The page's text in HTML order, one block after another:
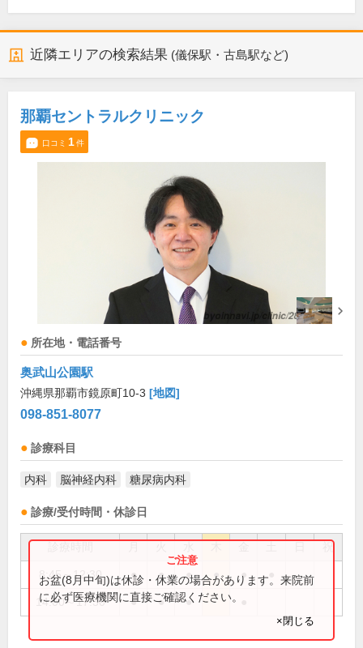
近隣エリアの検索結果 (儀保駅・古島駅など)
那覇セントラルクリニック
口コミ 1件
所在地・電話番号
奥武山公園駅
沖縄県那覇市鏡原町10-3 [地図]
098-851-8077
診療科目
内科 脳神経内科 糖尿病内科
診療/受付時間・休診日
祝
8:45～12:30 ● ● ● ● ●
14:00～17:30 ● ● ●
お盆(8月中旬)は休診・休業の場合があります。来院前
に必ず医療機関に直接ご確認ください。
×閉じる